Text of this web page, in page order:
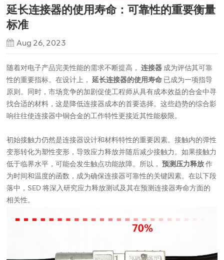
延长连接器的使用寿命：可靠性的重要衡量
标准
Aug 26, 2023
随着对电子产品完美性能的需求不断提高，连接器 成为评估其可靠
性的重要指标。在设计上，延长连接器的使用寿命 已成为一项指导
原则。同时，市场竞争的加剧促使工程师从具有成本效益的合金中寻
找合适的材料，这是降低连接器成本的首要选择。这些趋势的综合影
响往往使连接器中铜合金的工作特性更接近其性能极限。
初始接触力仍然是连接器设计和材料特性的重要因素。接触内的弹性
变形转化为塑性变形，导致应力释放并随后减少接触力。如果接触力
低于临界水平，可能会发生触点功能故障。所以，预测压力释放作
为时间和温度的函数，成为确保连接器可靠性的关键因素。在以下段
落中，SED 将深入研究应力释放测试及其在预测连接器寿命方面的
相关性。